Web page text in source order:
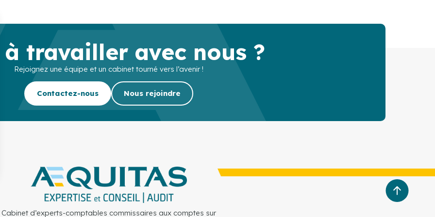
travailler avec nous ?
Rejoignez une équipe et un cabinet tourné vers l’avenir !
Contactez-nous Nous rejoindre
Cabinet d’experts-comptables commissaires aux comptes sur